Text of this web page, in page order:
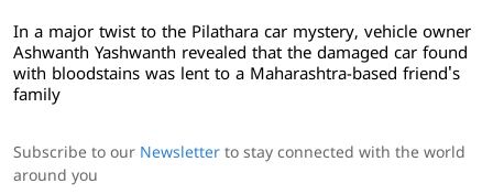
In a major twist to the Pilathara car mystery, vehicle owner
Ashwanth Yashwanth revealed that the damaged car found
with bloodstains was lent to a Maharashtra-based friend's
family
Subscribe to our Newsletter to stay connected with the world
around you